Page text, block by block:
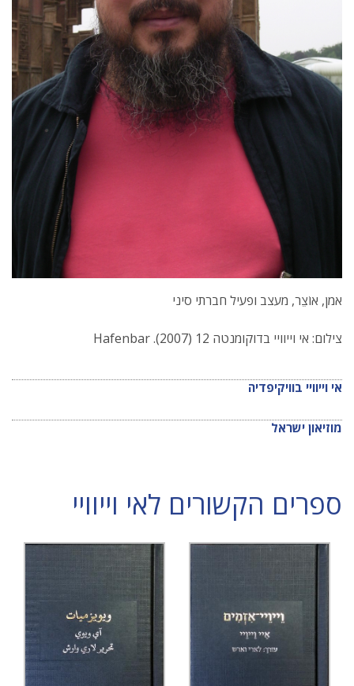
אמן, אוֹצֵר, מעצב ופעיל חברתי סיני
צילום: אי וייוויי בדוקומנטה 12 (2007). Hafenbar
אי וייוויי בוויקיפדיה
מוזיאון ישראל
ספרים הקשורים לאי וייוויי